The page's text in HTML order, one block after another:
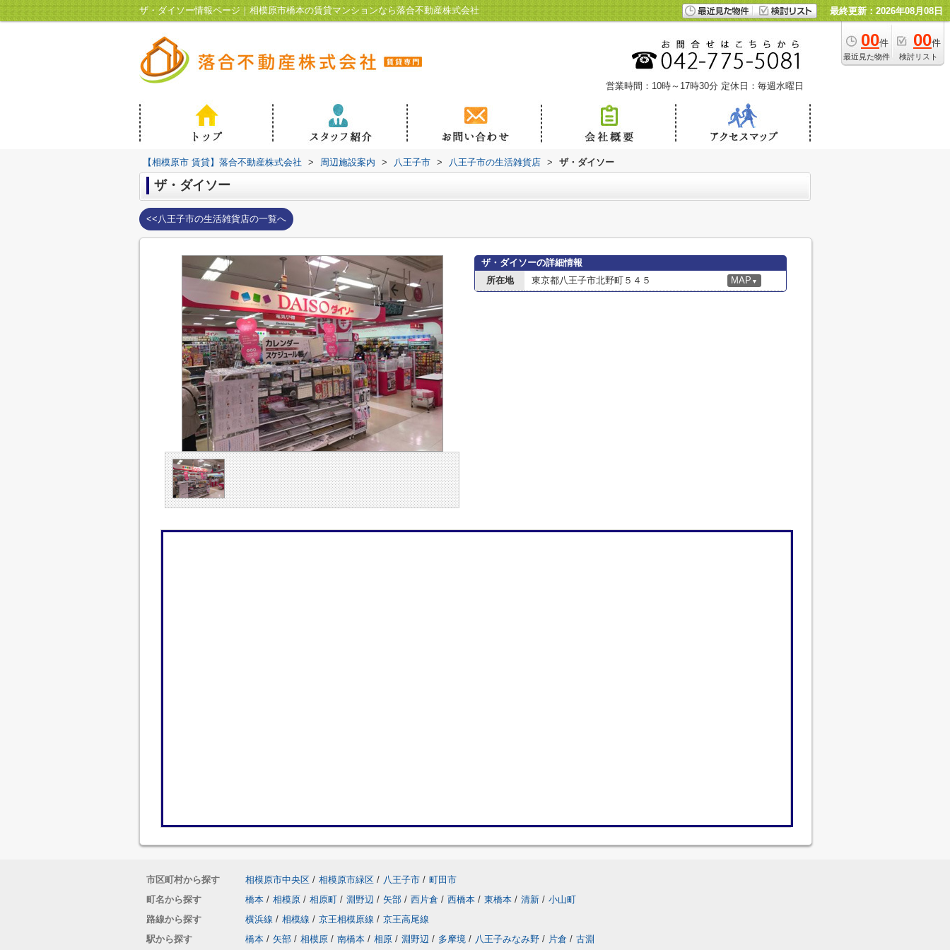
ザ・ダイソー情報ページ｜相模原市橋本の賃貸マンションなら落合不動産株式会社 最終更新：2026年08月08日
00件
最近見た物件
00件
検討リスト
営業時間：10時～17時30分 定休日：毎週水曜日
【相模原市 賃貸】落合不動産株式会社 > 周辺施設案内 > 八王子市 > 八王子市の生活雑貨店 > ザ・ダイソー
ザ・ダイソー
<<八王子市の生活雑貨店の一覧へ
ザ・ダイソーの詳細情報
所在地
東京都八王子市北野町５４５ MAP ▼
市区町村から探す 相模原市中央区 / 相模原市緑区 / 八王子市 / 町田市
町名から探す
橋本 / 相模原 / 相原町 / 淵野辺 / 矢部 / 西片倉 / 西橋本 / 東橋本 / 清新 / 小山町
路線から探す
横浜線 / 相模線 / 京王相模原線 / 京王高尾線
駅から探す
橋本 / 矢部 / 相模原 / 南橋本 / 相原 / 淵野辺 / 多摩境 / 八王子みなみ野 / 片倉 / 古淵